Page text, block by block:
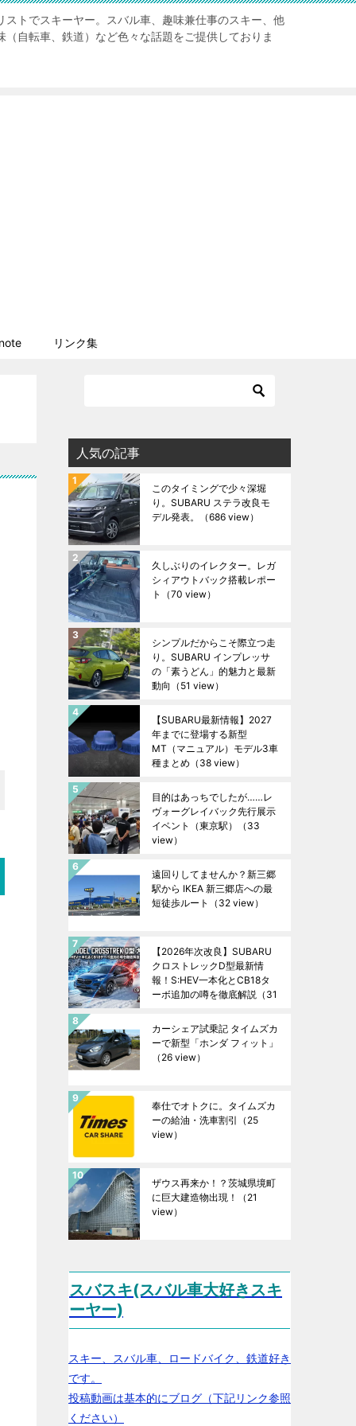
ストでスキーヤー。スバル車、趣味兼仕事のスキー、他
（自転車、鉄道）など色々な話題をご提供しておりま
リンク集
人気の記事
このタイミングで少々深堀
り。SUBARU ステラ改良モ
デル発表。
（686 view）
久しぶりのイレクター。レガ
シィアウトバック搭載レポー
ト
（70 view）
シンプルだからこそ際立つ走
り。SUBARU インプレッサ
の「素うどん」的魅力と最新
動向 （51 view）
【SUBARU最新情報】2027
年までに登場する新型
MT（マニュアル）モデル3車
種まとめ （38 view）
目的はあっちでしたが……レ
ヴォーグレイバック先行展示
イベント（東京駅）
（33
view）
遠回りしてませんか？新三郷
駅から IKEA 新三郷店への最
短徒歩ルート
（32 view）
【2026年次改良】SUBARU
クロストレックD型最新情
報！S:HEV一本化とCB18タ
ーボ追加の噂を徹底解説 （31
カーシェア試乗記 タイムズカ
ーで新型「ホンダ フィット」
（26 view）
奉仕でオトクに。タイムズカ
ーの給油・洗車割引 （25
view）
ザウス再来か！？茨城県境町
に巨大建造物出現！
（21
view）
スバスキ(スバル車大好きスキ
ーヤー)
スキー、スバル車、ロードバイク、鉄道好き
です。
投稿動画は基本的にブログ（下記リンク参照
ください）